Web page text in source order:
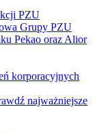
PZU
Grupy PZU
Pekao oraz Alior
korporacyjnych
najważniejsze